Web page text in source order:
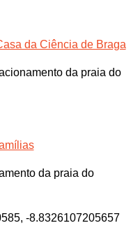
da Ciência de Braga
da praia do
da praia do
-8.8326107205657